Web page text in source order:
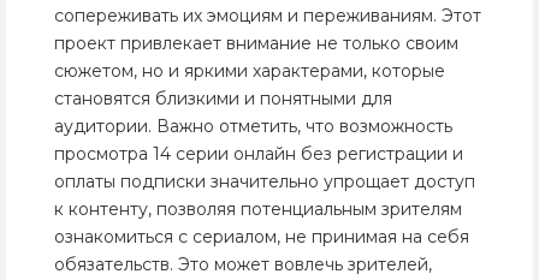
сопереживать их эмоциям и переживаниям. Этот
проект привлекает внимание не только своим
сюжетом, но и яркими характерами, которые
становятся близкими и понятными для
аудитории. Важно отметить, что возможность
просмотра 14 серии онлайн без регистрации и
оплаты подписки значительно упрощает доступ
к контенту, позволяя потенциальным зрителям
ознакомиться с сериалом, не принимая на себя
обязательств. Это может вовлечь зрителей,